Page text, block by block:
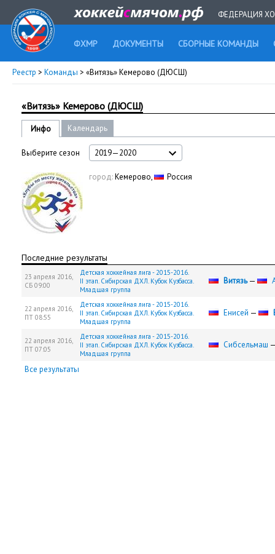
ФЕДЕРАЦИЯ
ФХМР ДОКУМЕНТЫ СБОРНЫЕ КОМАНДЫ
Реестр > Команды > «Витязь» Кемерово (ДЮСШ)
«Витязь» Кемерово (ДЮСШ)
Инфо Календарь
Выберите сезон 2019—2020
город:Кемерово, Россия
Последние результаты
23 апреля 2016,
СБ 09:00
Детская хоккейная лига - 2015-2016.
II этап. Сибирская ДХЛ. Кубок Кузбасса.
Младшая группа
Витязь—
22 апреля 2016,
ПТ 08:55
Детская хоккейная лига - 2015-2016.
II этап. Сибирская ДХЛ. Кубок Кузбасса.
Младшая группа
Енисей —
22 апреля 2016,
ПТ 07:05
Детская хоккейная лига - 2015-2016.
II этап. Сибирская ДХЛ. Кубок Кузбасса.
Младшая группа
Сибсельмаш
Все результаты